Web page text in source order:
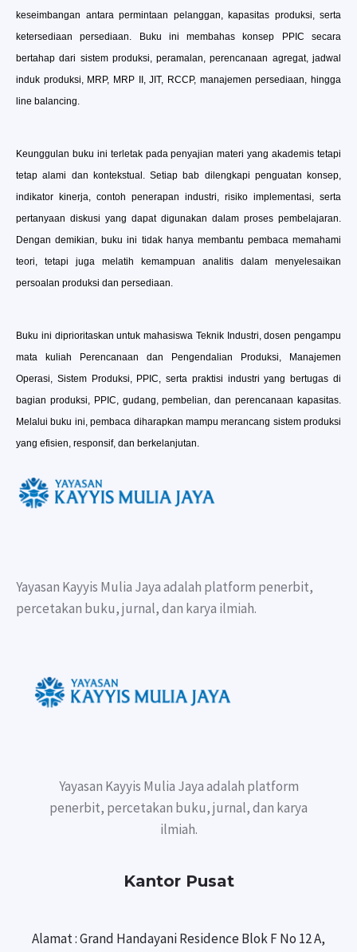
keseimbangan antara permintaan pelanggan, kapasitas produksi, serta
ketersediaan persediaan. Buku ini membahas konsep PPIC secara
bertahap dari sistem produksi, peramalan, perencanaan agregat, jadwal
induk produksi, MRP, MRP II, JIT, RCCP, manajemen persediaan, hingga
line balancing.
Keunggulan buku ini terletak pada penyajian materi yang akademis tetapi
tetap alami dan kontekstual. Setiap bab dilengkapi penguatan konsep,
indikator kinerja, contoh penerapan industri, risiko implementasi, serta
pertanyaan diskusi yang dapat digunakan dalam proses pembelajaran.
Dengan demikian, buku ini tidak hanya membantu pembaca memahami
teori, tetapi juga melatih kemampuan analitis dalam menyelesaikan
persoalan produksi dan persediaan.
Buku ini diprioritaskan untuk mahasiswa Teknik Industri, dosen pengampu
mata kuliah Perencanaan dan Pengendalian Produksi, Manajemen
Operasi, Sistem Produksi, PPIC, serta praktisi industri yang bertugas di
bagian produksi, PPIC, gudang, pembelian, dan perencanaan kapasitas.
Melalui buku ini, pembaca diharapkan mampu merancang sistem produksi
yang efisien, responsif, dan berkelanjutan.
Yayasan Kayyis Mulia Jaya adalah platform penerbit,
percetakan buku, jurnal, dan karya ilmiah.
Yayasan Kayyis Mulia Jaya adalah platform
penerbit, percetakan buku, jurnal, dan karya
ilmiah.
Kantor Pusat
Alamat : Grand Handayani Residence Blok F No 12 A,